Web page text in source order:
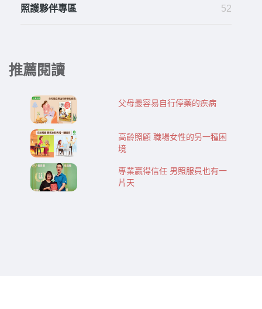
照護夥伴專區 52
推薦閱讀
父母最容易自行停藥的疾病
高齡照顧 職場女性的另一種困
境
專業贏得信任 男照服員也有一
片天